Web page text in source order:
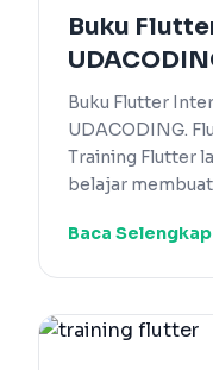
Buku
Buku Flutter
UDACODING.
Training Flutter
belajar
Baca